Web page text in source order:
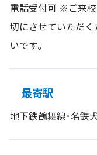
電話受付可 ※ご来
切にさせていただ
いです｡
最寄駅
地下鉄鶴舞線･名鉄